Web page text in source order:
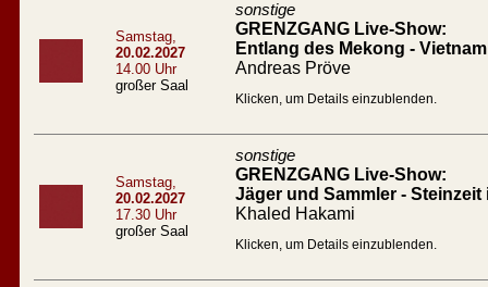
Samstag,
20.02.2027
14.00 Uhr
großer Saal
sonstige
GRENZGANG Live-Show:
Entlang des Mekong -
Andreas Pröve
Klicken, um Details einzublenden.
Samstag,
20.02.2027
17.30 Uhr
großer Saal
sonstige
GRENZGANG Live-Show:
Jäger und Sammler -
Khaled Hakami
Klicken, um Details einzublenden.